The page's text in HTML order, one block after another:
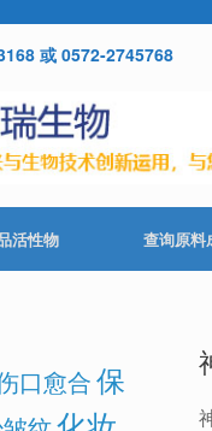
或 0572-2745768
活性物 查询原料
口愈合保